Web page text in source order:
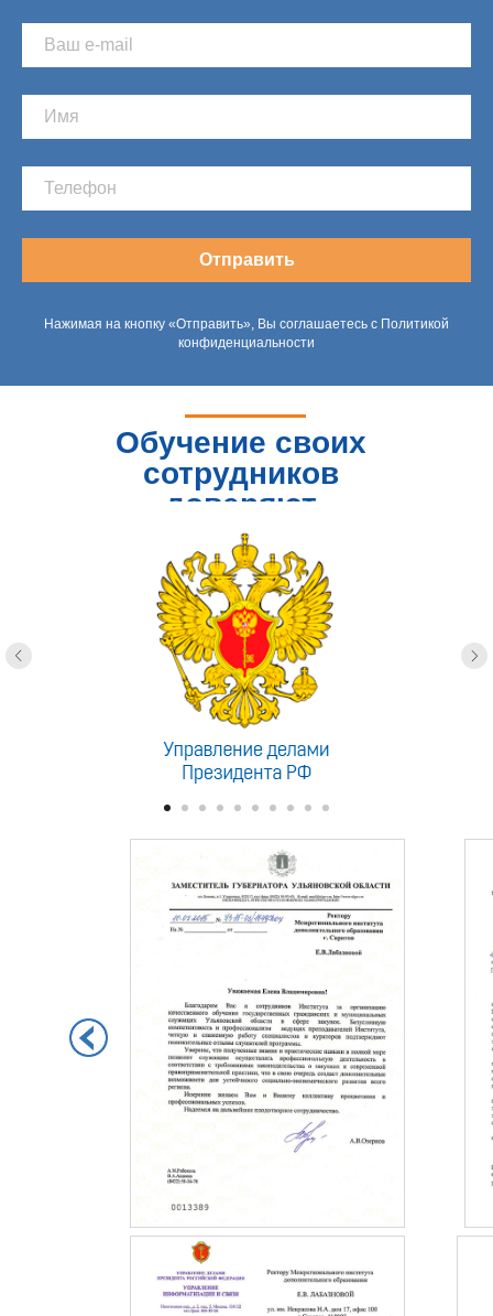
Отправить
Нажимая на кнопку «Отправить», Вы соглашаетесь с Политикой
конфиденциальности
Обучение своих
сотрудников
доверяют